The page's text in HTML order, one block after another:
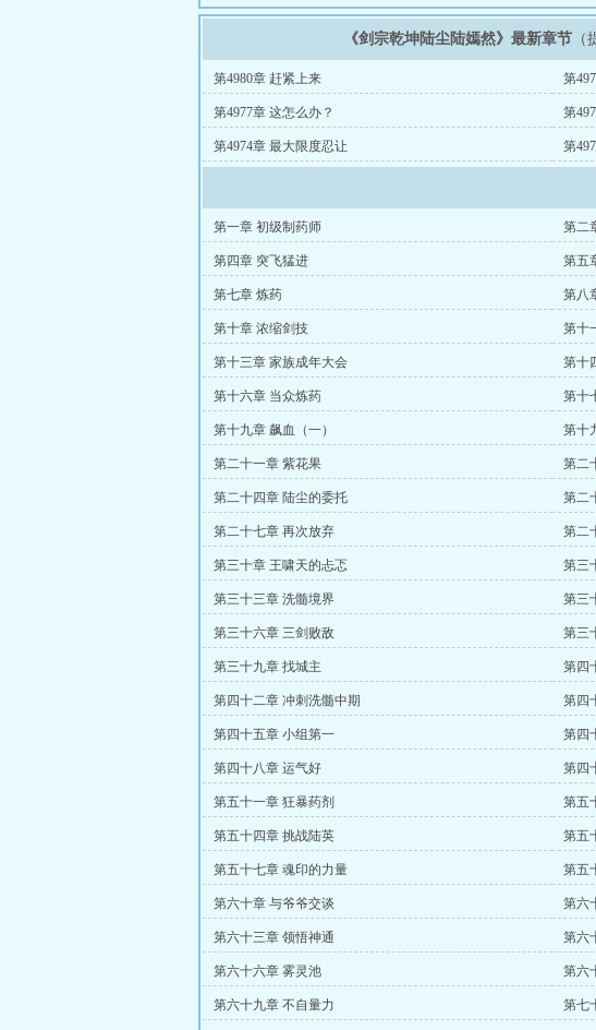
《剑宗乾坤陆尘陆嫣然》最新章节
第4980章 赶紧上来 第
第4977章 这怎么办？ 第
第4974章 最大限度忍让 第
第一章 初级制药师 第二
第四章 突飞猛进 第五
第七章 炼药 第八
第十章 浓缩剑技 第十
第十三章 家族成年大会 第十
第十六章 当众炼药 第十
第十九章 飙血（一） 第十
第二十一章 紫花果 第二
第二十四章 陆尘的委托 第二
第二十七章 再次放弃 第二
第三十章 王啸天的忐忑 第三
第三十三章 洗髓境界 第三
第三十六章 三剑败敌 第三
第三十九章 找城主 第四
第四十二章 冲刺洗髓中期 第四
第四十五章 小组第一 第四
第四十八章 运气好 第四
第五十一章 狂暴药剂 第五
第五十四章 挑战陆英 第五
第五十七章 魂印的力量 第五
第六十章 与爷爷交谈 第六
第六十三章 领悟神通 第六
第六十六章 雾灵池 第六
第六十九章 不自量力 第七